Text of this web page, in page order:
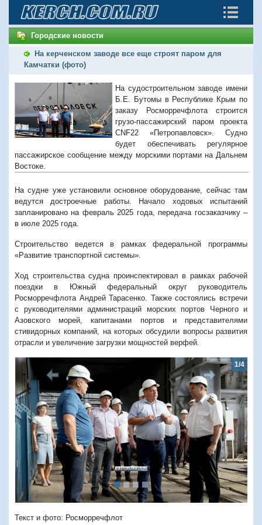
Городские новости
На керченском заводе все еще строят паром для
Камчатки (фото)
На судостроительном заводе имени
Б.Е. Бутомы в Республике Крым по
заказу Росморречфлота строится
грузо-пассажирский паром проекта
CNF22 «Петропавловск». Судно
будет обеспечивать регулярное
пассажирское сообщение между морскими портами на Дальнем
Востоке.
На судне уже установили основное оборудование, сейчас там
ведутся достроечные работы. Начало ходовых испытаний
запланировано на февраль 2025 года, передача госзаказчику –
в июле 2025 года.
Строительство ведется в рамках федеральной программы
«Развитие транспортной системы».
Ход строительства судна проинспектировал в рамках рабочей
поездки в Южный федеральный округ руководитель
Росморречфлота Андрей Тарасенко. Также состоялись встречи
с руководителями администраций морских портов Черного и
Азовского морей, капитанами портов и представителями
стивидорных компаний, на которых обсудили вопросы развития
отрасли и увеличение загрузки мощностей верфей.
1/4
Предыдущий
Текст и фото: Росморречфлот